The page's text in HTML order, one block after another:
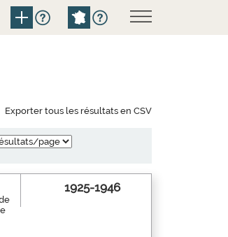
Exporter tous les résultats en CSV
1925-1946